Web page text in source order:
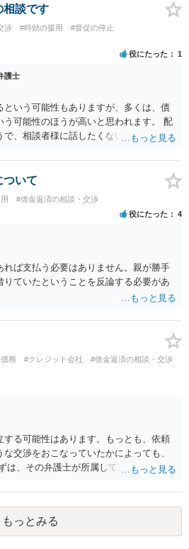
ただし、消滅時効の起算点は、不払い
（通常は所定の分割の支払期日から1～2
ければ一括返済可能という契約になっ
経過が2027年1月であるとは限りません
相談です
渉 #時効の援用
#督促の停止
役にたった 1
護士
という可能性もありますが、多くは、債
可能性のほうが高いと思われます。 配
、相談者様に話したくない事情等もあ
があるため、御主人に法律事務所に相
うでしょうか。相談者様が一緒だと話
いのでおひとりで行ってもらうほうがい
債務がある状態で配偶者が亡くなると債
状態になる（相続放棄などの亡くなっ
め、相談者様にも関係することだとし
てはどうでしょうか。
ついて
#借金返済の相談・交渉
役にたった 4
れば支払う必要はありません。親が勝手
ていたということを反論する必要があ
務 #クレジット会社
#借金返済の相談・交渉
る可能性はあります。もっとも、依頼
交渉をおこなっていたかによっても、
は、その弁護士が所属していた弁護士会
旨をお問い合わせください
もっとみる